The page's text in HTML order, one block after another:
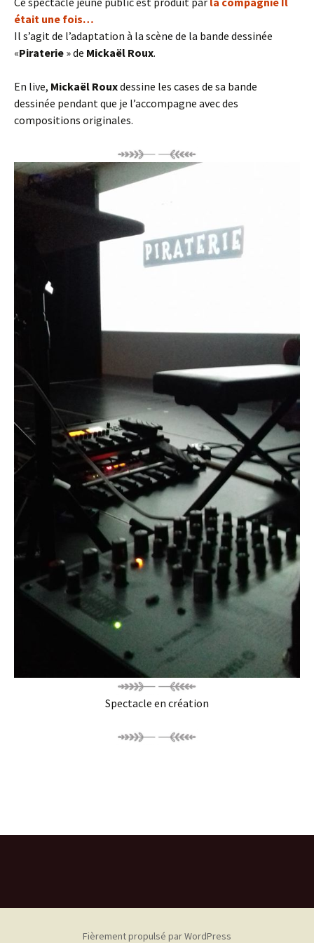
était une fois…
Il s’agit de l’adaptation à la scène de la bande dessinée
«Piraterie » de Mickaël Roux.
En live, Mickaël Rouxdessine les cases de sa bande
dessinée pendant que je l’accompagne avec des
compositions originales.
Spectacle en création
Fièrement propulsé par WordPress